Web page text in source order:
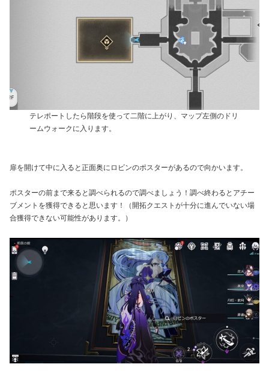
テレポートしたら階段を使って二階に上がり、マップ左側のドリ
ームウォークに入ります。
扉を開けて中に入ると正面奥にロビンのポスターがあるので向かいます。
ポスターの前まで来ると調べられるので調べましょう！調べ終わるとアチー
ブメントを獲得できると思います！（開拓クエストが十分に進んでいない場
合獲得できない可能性があります。）